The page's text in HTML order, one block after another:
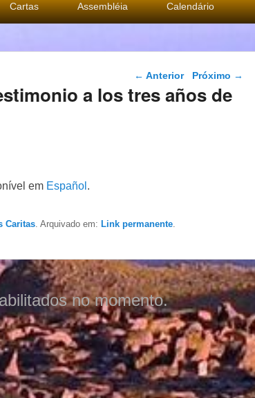
Cartas Assembléia Calendário
Navegação das
postagens
← Anterior Próximo →
a los tres años de
em Español .
Caritas . Arquivado em: Link permanente
no momento.